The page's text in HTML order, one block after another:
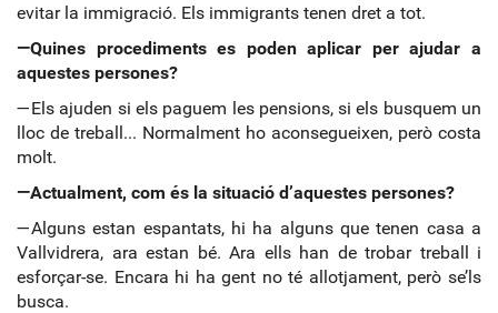
evitar la immigració. Els immigrants tenen dret a tot.
—Quines procediments es poden aplicar per ajudar a
aquestes persones?
—Els ajuden si els paguem les pensions, si els busquem un
lloc de treball... Normalment ho aconsegueixen, però costa
molt.
—Actualment, com és la situació d’aquestes persones?
—Alguns estan espantats, hi ha alguns que tenen casa a
Vallvidrera, ara estan bé. Ara ells han de trobar treball i
esforçar-se. Encara hi ha gent no té allotjament, però se’ls
busca.